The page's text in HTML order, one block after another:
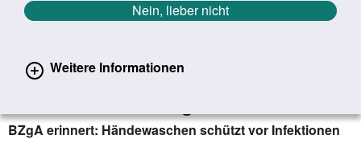
Nein, lieber nicht
Weitere Informationen
Zurück zur Übersicht erster
vorheriger
1450/1627
Am 15. Oktober ist
BZgA erinnert: Händewaschen schützt vor Infektionen